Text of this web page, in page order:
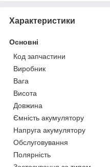
Характеристики
Основні
Код запчастини
Виробник
Вага
Висота
Довжина
Ємність акумулятору
Напруга акумулятору
Обслуговування
Полярність